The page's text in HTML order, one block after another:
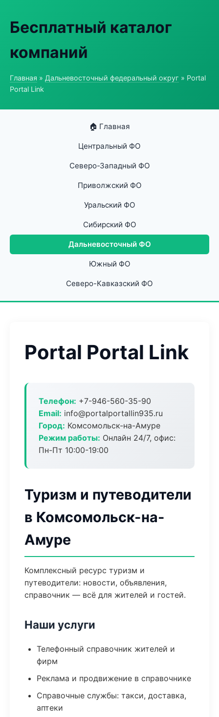
Бесплатный каталог
компаний
Главная » Дальневосточный федеральный округ » Portal
Portal Link
🏠 Главная
Центральный ФО
Северо-Западный ФО
Приволжский ФО
Уральский ФО
Сибирский ФО
Дальневосточный ФО
Южный ФО
Северо-Кавказский ФО
Portal Portal Link
Телефон: +7-946-560-35-90
Email: info@portalportallin935.ru
Город: Комсомольск-на-Амуре
Режим работы: Онлайн 24/7, офис:
Пн-Пт 10:00-19:00
Туризм и путеводители
в Комсомольск-на-
Амуре
Комплексный ресурс туризм и
путеводители: новости, объявления,
справочник — всё для жителей и гостей.
Наши услуги
Телефонный справочник жителей и
фирм
Реклама и продвижение в справочнике
Справочные службы: такси, доставка,
аптеки